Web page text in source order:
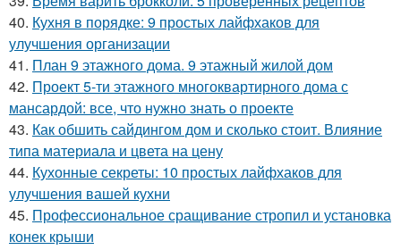
40. Кухня в порядке: 9 простых лайфхаков для
улучшения организации
41. План 9 этажного дома. 9 этажный жилой дом
42. Проект 5-ти этажного многоквартирного дома с
мансардой: все, что нужно знать о проекте
43. Как обшить сайдингом дом и сколько стоит. Влияние
типа материала и цвета на цену
44. Кухонные секреты: 10 простых лайфхаков для
улучшения вашей кухни
45. Профессиональное сращивание стропил и установка
конек крыши